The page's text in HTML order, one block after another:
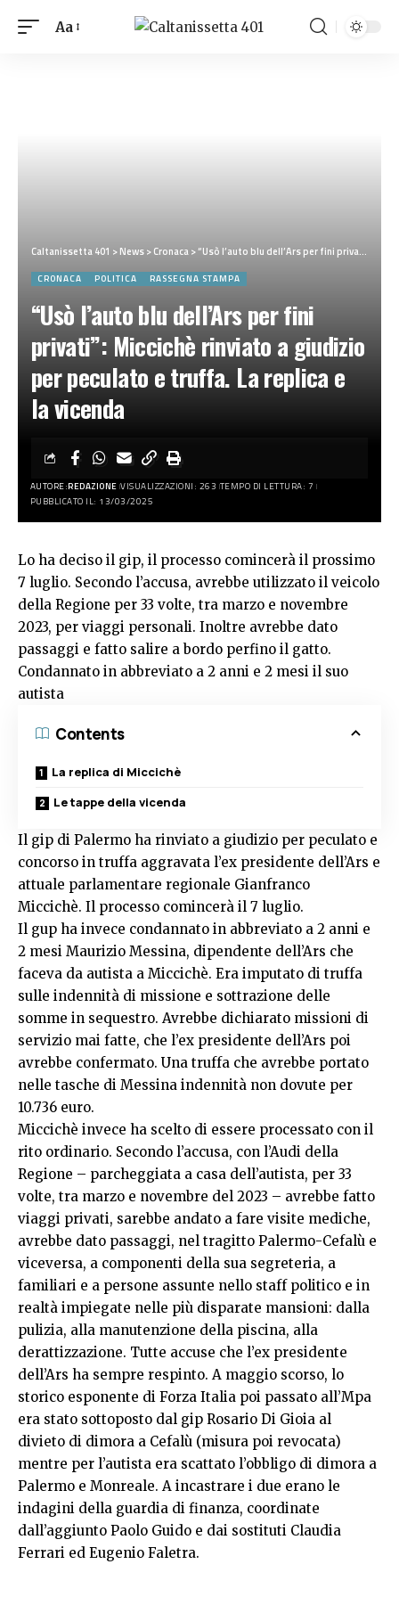
Aa
Caltanissetta 401 >News>Cronaca>“Usò l’auto blu dell’Ars per fini privati”: Miccichè rinviato a giudizio per peculato e truffa. La replica e la vicenda
CRONACA POLITICA RASSEGNA STAMPA
“Usò l’auto blu dell’Ars per fini
privati”: Miccichè rinviato a giudizio
per peculato e truffa. La replica e
la vicenda
AUTORE:REDAZIONE VISUALIZZAZIONI: 263 TEMPO DI LETTURA: 7
PUBBLICATO IL: 13/03/2025
Lo ha deciso il gip, il processo comincerà il prossimo
7 luglio. Secondo l’accusa, avrebbe utilizzato il veicolo
della Regione per 33 volte, tra marzo e novembre
2023, per viaggi personali. Inoltre avrebbe dato
passaggi e fatto salire a bordo perfino il gatto.
Condannato in abbreviato a 2 anni e 2 mesi il suo
autista
Contents
La replica di Miccichè
Le tappe della vicenda
Il gip di Palermo ha rinviato a giudizio per peculato e
concorso in truffa aggravata l’ex presidente dell’Ars e
attuale parlamentare regionale Gianfranco
Miccichè. Il processo comincerà il 7 luglio.
Il gup ha invece condannato in abbreviato a 2 anni e
2 mesi Maurizio Messina, dipendente dell’Ars che
faceva da autista a Miccichè. Era imputato di truffa
sulle indennità di missione e sottrazione delle
somme in sequestro. Avrebbe dichiarato missioni di
servizio mai fatte, che l’ex presidente dell’Ars poi
avrebbe confermato. Una truffa che avrebbe portato
nelle tasche di Messina indennità non dovute per
10.736 euro.
Miccichè invece ha scelto di essere processato con il
rito ordinario. Secondo l’accusa, con l’Audi della
Regione – parcheggiata a casa dell’autista, per 33
volte, tra marzo e novembre del 2023 – avrebbe fatto
viaggi privati, sarebbe andato a fare visite mediche,
avrebbe dato passaggi, nel tragitto Palermo-Cefalù e
viceversa, a componenti della sua segreteria, a
familiari e a persone assunte nello staff politico e in
realtà impiegate nelle più disparate mansioni: dalla
pulizia, alla manutenzione della piscina, alla
derattizzazione. Tutte accuse che l’ex presidente
dell’Ars ha sempre respinto. A maggio scorso, lo
storico esponente di Forza Italia poi passato all’Mpa
era stato sottoposto dal gip Rosario Di Gioia al
divieto di dimora a Cefalù (misura poi revocata)
mentre per l’autista era scattato l’obbligo di dimora a
Palermo e Monreale. A incastrare i due erano le
indagini della guardia di finanza, coordinate
dall’aggiunto Paolo Guido e dai sostituti Claudia
Ferrari ed Eugenio Faletra.